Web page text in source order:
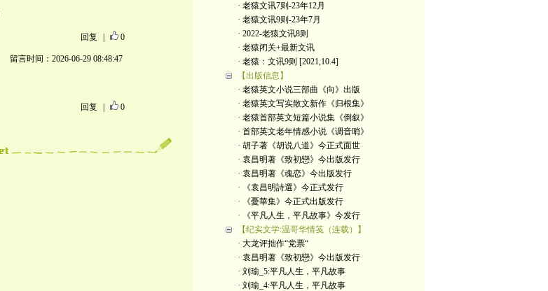
回复 0
留言时间：2026-06-29 08:48:47
回复 0
· 老猿文讯7则-23年12月
· 老猿文讯9则-23年7月
· 2022-老猿文讯8则
· 老猿闭关+最新文讯
· 老猿：文讯9则 [2021,10.4]
【出版信息】
· 老猿英文小说三部曲《向》出版
· 老猿英文写实散文新作《归根集》
· 老猿首部英文短篇小说集《倒叙》
· 首部英文老年情感小说《调音哨》
· 胡子著《胡说八道》今正式面世
· 袁昌明著《致初戀》今出版发行
· 袁昌明著《魂恋》今出版发行
· 《袁昌明詩選》今正式发行
· 《憂華集》今正式出版发行
· 《平凡人生，平凡故事》今发行
【纪实文学:温哥华情笺（连载）】
· 大龙评拙作“党票“
· 袁昌明著《致初戀》今出版发行
· 刘瑜_5:平凡人生，平凡故事
· 刘瑜_4:平凡人生，平凡故事